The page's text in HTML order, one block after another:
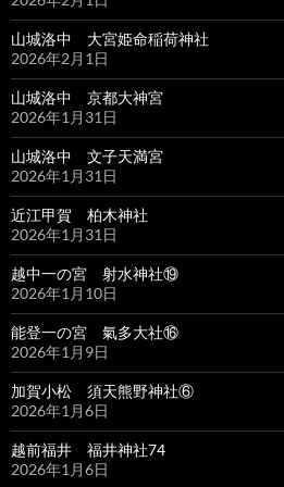
山城洛中 大宮姫命稲荷神社
2026年2月1日
山城洛中 京都大神宮
2026年1月31日
山城洛中 文子天満宮
2026年1月31日
近江甲賀 柏木神社
2026年1月31日
越中一の宮 射水神社⑲
2026年1月10日
能登一の宮 氣多大社⑯
2026年1月9日
加賀小松 須天熊野神社⑥
2026年1月6日
越前福井 福井神社74
2026年1月6日